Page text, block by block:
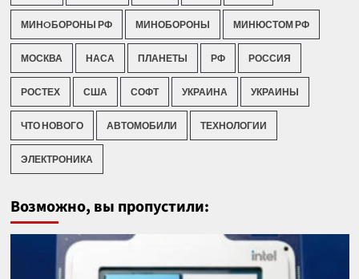
МИНOБОРОНЫ РФ МИНОБОРОНЫ МИНЮСТОМ РФ
МОСКВА НАСА ПЛАНЕТЫ РФ РОССИЯ
РОСТЕХ США СОФТ УКРАИНА УКРАИНЫ
ЧТО НОВОГО АВТОМОБИЛИ ТЕХНОЛОГИИ
ЭЛЕКТРОНИКА
Возможно, вы пропустили: